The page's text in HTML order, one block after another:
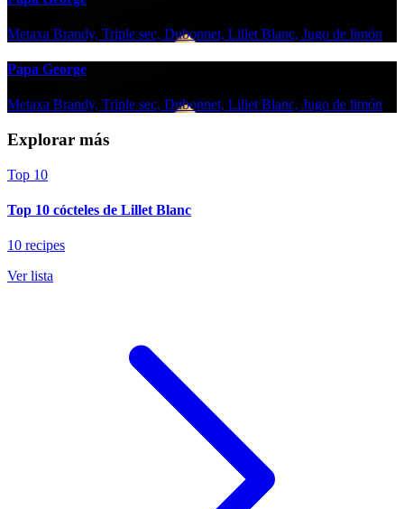
Metaxa Brandy, Triple sec, Dubonnet, Lillet Blanc, Jugo de limón
Papa George
Metaxa Brandy, Triple sec, Dubonnet, Lillet Blanc, Jugo de limón
Explorar más
Top 10
Top 10 cócteles de Lillet Blanc
10 recipes
Ver lista